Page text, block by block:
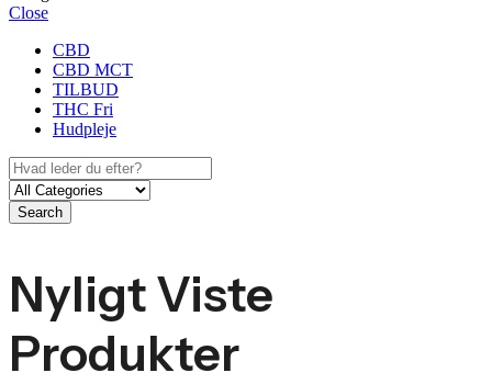
Close
CBD
CBD MCT
TILBUD
THC Fri
Hudpleje
Search
Nyligt Viste
Produkter